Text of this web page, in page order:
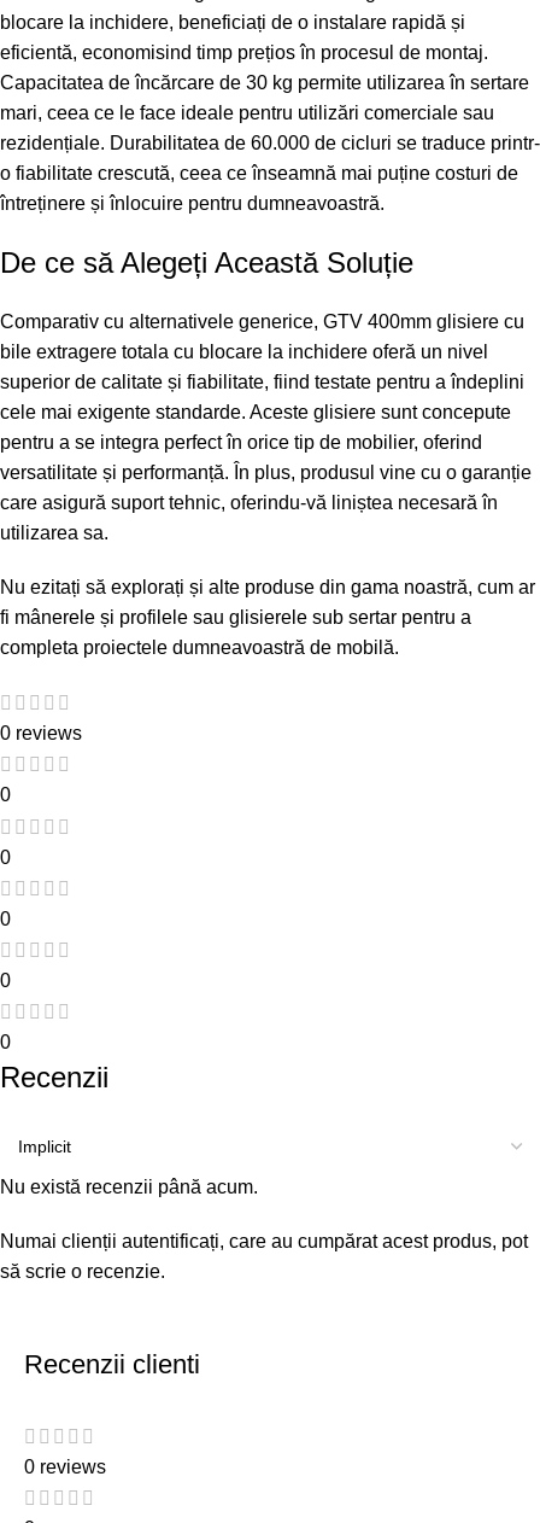
blocare la inchidere, beneficiați de o instalare rapidă și
eficientă, economisind timp prețios în procesul de montaj.
Capacitatea de încărcare de 30 kg permite utilizarea în sertare
mari, ceea ce le face ideale pentru utilizări comerciale sau
rezidențiale. Durabilitatea de 60.000 de cicluri se traduce printr-
o fiabilitate crescută, ceea ce înseamnă mai puține costuri de
întreținere și înlocuire pentru dumneavoastră.
De ce să Alegeți Această Soluție
Comparativ cu alternativele generice, GTV 400mm glisiere cu
bile extragere totala cu blocare la inchidere oferă un nivel
superior de calitate și fiabilitate, fiind testate pentru a îndeplini
cele mai exigente standarde. Aceste glisiere sunt concepute
pentru a se integra perfect în orice tip de mobilier, oferind
versatilitate și performanță. În plus, produsul vine cu o garanție
care asigură suport tehnic, oferindu-vă liniștea necesară în
utilizarea sa.
Nu ezitați să explorați și alte produse din gama noastră, cum ar
fi mânerele și profilele sau glisierele sub sertar pentru a
completa proiectele dumneavoastră de mobilă.
0 reviews
0
0
0
0
0
Recenzii
Nu există recenzii până acum.
Numai clienții autentificați, care au cumpărat acest produs, pot
să scrie o recenzie.
Recenzii clienti
0 reviews